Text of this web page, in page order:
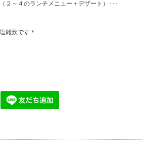
２～４のランチメニュー＋デザート）･･･
雑炊です＊